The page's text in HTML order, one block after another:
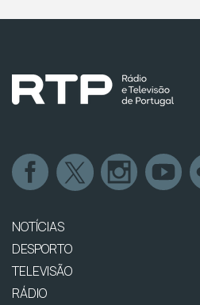
NOTÍCIAS
DESPORTO
TELEVISÃO
RÁDIO